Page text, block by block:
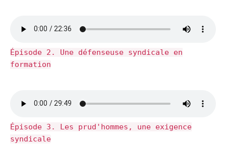
Épisode 2. Une défenseuse syndicale en
formation
Épisode 3. Les prud'hommes, une exigence
syndicale